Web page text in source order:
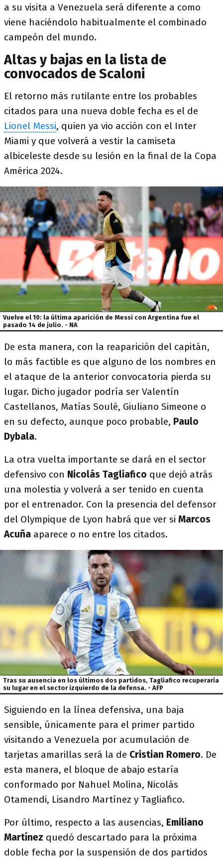
a su visita a Venezuela será diferente a como
viene haciéndolo habitualmente el combinado
campeón del mundo.
Altas y bajas en la lista de
convocados de Scaloni
El retorno más rutilante entre los probables
citados para una nueva doble fecha es el de
Lionel Messi, quien ya vio acción con el Inter
Miami y que volverá a vestir la camiseta
albiceleste desde su lesión en la final de la Copa
América 2024.
Vuelve el 10: la última aparición de Messi con Argentina fue el
pasado 14 de julio. - NA
De esta manera, con la reaparición del capitán,
lo más factible es que alguno de los nombres en
el ataque de la anterior convocatoria pierda su
lugar. Dicho jugador podría ser Valentín
Castellanos, Matías Soulé, Giuliano Simeone o
en su defecto, aunque poco probable, Paulo
Dybala.
La otra vuelta importante se dará en el sector
defensivo con Nicolás Tagliafico que dejó atrás
una molestia y volverá a ser tenido en cuenta
por el entrenador. Con la presencia del defensor
del Olympique de Lyon habrá que ver si Marcos
Acuña aparece o no entre los citados.
Tras su ausencia en los últimos dos partidos, Tagliafico recuperaría
su lugar en el sector izquierdo de la defensa. - AFP
Siguiendo en la línea defensiva, una baja
sensible, únicamente para el primer partido
visitando a Venezuela por acumulación de
tarjetas amarillas será la de Cristian Romero. De
esta manera, el bloque de abajo estaría
conformado por Nahuel Molina, Nicolás
Otamendi, Lisandro Martínez y Tagliafico.
Por último, respecto a las ausencias, Emiliano
Martínez quedó descartado para la próxima
doble fecha por la suspensión de dos partidos